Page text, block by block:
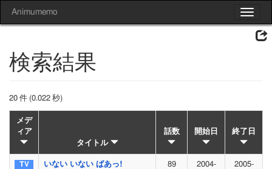
Toggle
Animumemo
検索結果
20 件 (0.022 秒)
メデ
ィア
タイトル
話数 開始日 終了日
いない いない ばあっ! 89
2004-
2005-